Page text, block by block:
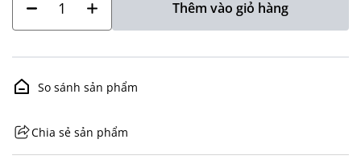
Thêm vào giỏ hàng
So sánh sản phẩm
GHS07 - Advarsel
Chia sẻ sản phẩm